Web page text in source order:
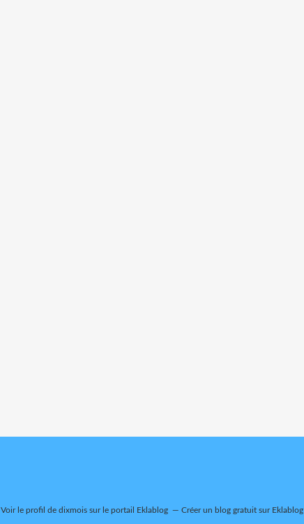
Voir le profil de dixmoissur le portail Eklablog Créer un blog gratuit sur Eklablog